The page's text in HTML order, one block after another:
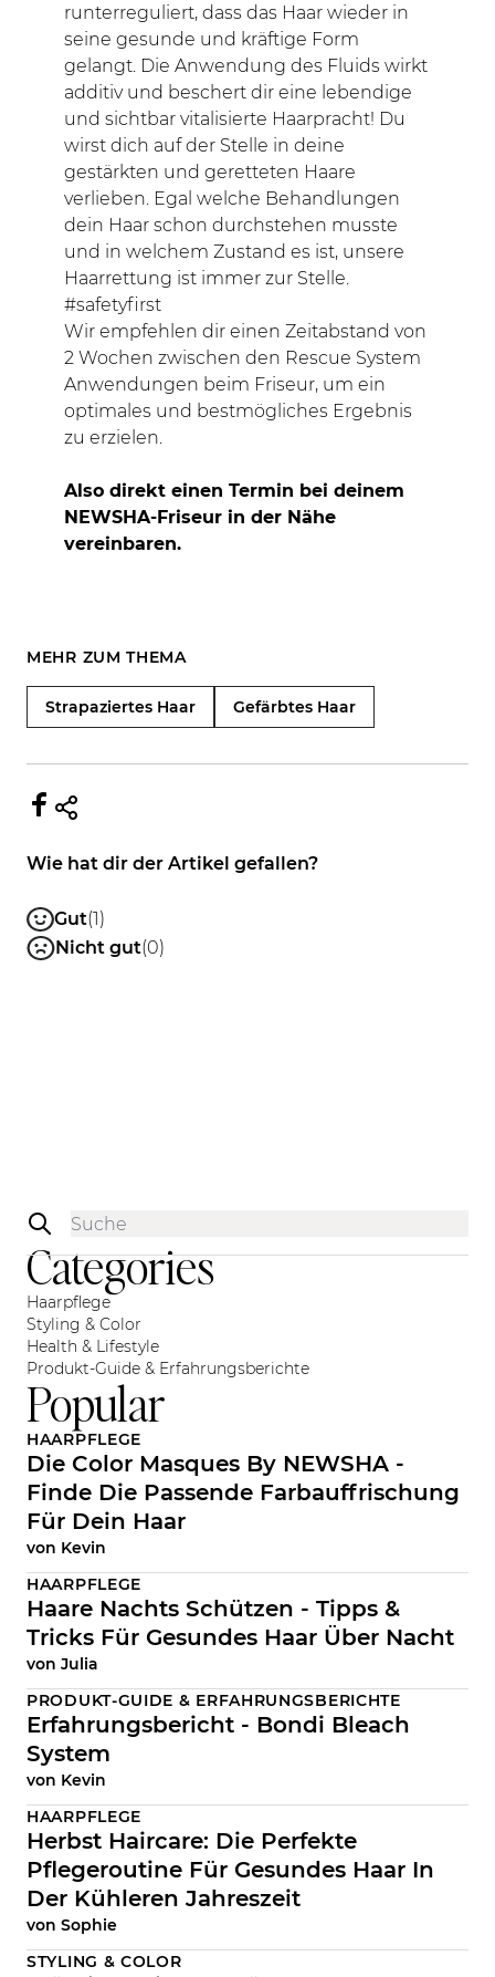
Sidebar
Categories
Haarpflege
Styling & Color
Health & Lifestyle
Produkt-Guide & Erfahrungsberichte
Popular
HAARPFLEGE
Die Color Masques By NEWSHA -
Finde Die Passende Farbauffrischung
Für Dein Haar
von Kevin
HAARPFLEGE
Haare Nachts Schützen - Tipps &
Tricks Für Gesundes Haar Über Nacht
von Julia
PRODUKT-GUIDE & ERFAHRUNGSBERICHTE
Erfahrungsbericht - Bondi Bleach
System
von Kevin
HAARPFLEGE
Herbst Haircare: Die Perfekte
Pflegeroutine Für Gesundes Haar In
Der Kühleren Jahreszeit
von Sophie
STYLING & COLOR
runterreguliert, dass das Haar wieder in
seine gesunde und kräftige Form
gelangt. Die Anwendung des Fluids wirkt
additiv und beschert dir eine lebendige
und sichtbar vitalisierte Haarpracht! Du
wirst dich auf der Stelle in deine
gestärkten und geretteten Haare
verlieben. Egal welche Behandlungen
dein Haar schon durchstehen musste
und in welchem Zustand es ist, unsere
Haarrettung ist immer zur Stelle.
#safetyfirst
Wir empfehlen dir einen Zeitabstand von
2 Wochen zwischen den Rescue System
Anwendungen beim Friseur, um ein
optimales und bestmögliches Ergebnis
zu erzielen.
Also direkt einen Termin bei deinem
NEWSHA-Friseur in der Nähe
vereinbaren.
MEHR ZUM THEMA
Strapaziertes Haar Gefärbtes Haar
Wie hat dir der Artikel gefallen?
Gut(1)
Nicht gut(0)